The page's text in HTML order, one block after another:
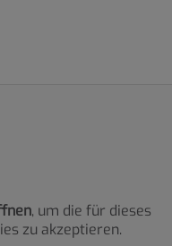
, um die für dieses
zu akzeptieren.